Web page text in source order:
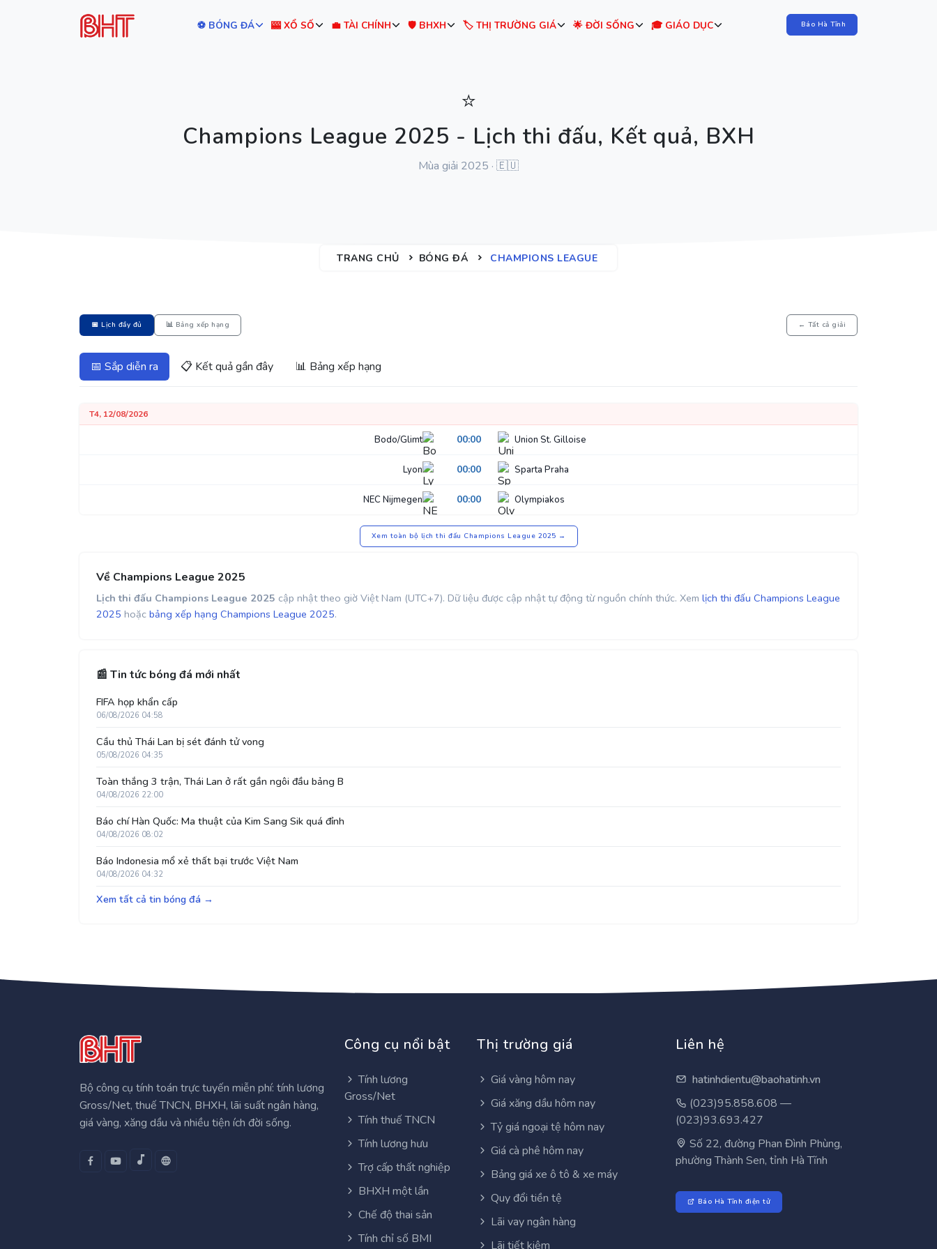
Báo Hà Tĩnh
⚽ BÓNG ĐÁ 🎰 XỔ SỐ 💼 TÀI CHÍNH 🛡️ BHXH 🏷️ THỊ TRƯỜNG GIÁ 🌟 ĐỜI SỐNG 🎓 GIÁO DỤC
⭐
Champions League 2025 - Lịch thi đấu, Kết quả, BXH
Mùa giải 2025 · 🇪🇺
TRANG CHỦ BÓNG ĐÁ CHAMPIONS LEAGUE
📅 Lịch đầy đủ 📊 Bảng xếp hạng ← Tất cả giải
📅 Sắp diễn ra 📋 Kết quả gần đây 📊 Bảng xếp hạng
T4, 12/08/2026
Bodo/Glimt 00:00 Union St. Gilloise
Lyon 00:00 Sparta Praha
NEC Nijmegen 00:00 Olympiakos
Xem toàn bộ lịch thi đấu Champions League 2025 →
Về Champions League 2025
Lịch thi đấu Champions League 2025 cập nhật theo giờ Việt Nam (UTC+7). Dữ liệu được cập nhật tự động từ nguồn chính thức. Xem lịch thi đấu Champions League
2025 hoặc bảng xếp hạng Champions League 2025.
📰 Tin tức bóng đá mới nhất
FIFA họp khẩn cấp
06/08/2026 04:58
Cầu thủ Thái Lan bị sét đánh tử vong
05/08/2026 04:35
Toàn thắng 3 trận, Thái Lan ở rất gần ngôi đầu bảng B
04/08/2026 22:00
Báo chí Hàn Quốc: Ma thuật của Kim Sang Sik quá đỉnh
04/08/2026 08:02
Báo Indonesia mổ xẻ thất bại trước Việt Nam
04/08/2026 04:32
Xem tất cả tin bóng đá →
Bộ công cụ tính toán trực tuyến miễn phí: tính lương
Gross/Net, thuế TNCN, BHXH, lãi suất ngân hàng,
giá vàng, xăng dầu và nhiều tiện ích đời sống.
Công cụ nổi bật
Tính lương
Gross/Net
Tính thuế TNCN
Tính lương hưu
Trợ cấp thất nghiệp
BHXH một lần
Chế độ thai sản
Tính chỉ số BMI
Thị trường giá
Giá vàng hôm nay
Giá xăng dầu hôm nay
Tỷ giá ngoại tệ hôm nay
Giá cà phê hôm nay
Bảng giá xe ô tô & xe máy
Quy đổi tiền tệ
Lãi vay ngân hàng
Lãi tiết kiệm
Liên hệ
hatinhdientu@baohatinh.vn
(023)95.858.608 —
(023)93.693.427
Số 22, đường Phan Đình Phùng,
phường Thành Sen, tỉnh Hà Tĩnh
Báo Hà Tĩnh điện tử